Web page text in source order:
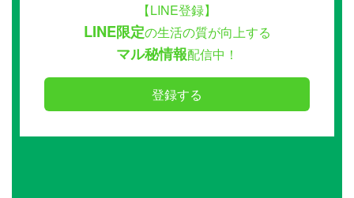
【LINE登録】
LINE限定の生活の質が向上する
マル秘情報配信中！
登録する